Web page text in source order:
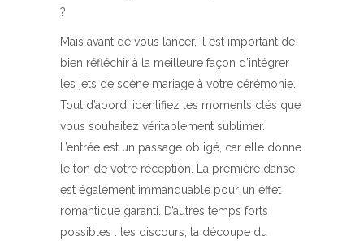
?
Mais avant de vous lancer, il est important de
bien réfléchir à la meilleure façon d’intégrer
les jets de scène mariage à votre cérémonie.
Tout d’abord, identifiez les moments clés que
vous souhaitez véritablement sublimer.
L’entrée est un passage obligé, car elle donne
le ton de votre réception. La première danse
est également immanquable pour un effet
romantique garanti. D’autres temps forts
possibles : les discours, la découpe du